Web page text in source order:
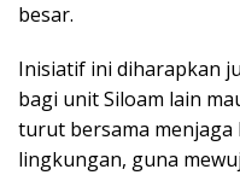
besar.
Inisiatif ini diharapkan
bagi unit Siloam lain
turut bersama menjaga
lingkungan, guna